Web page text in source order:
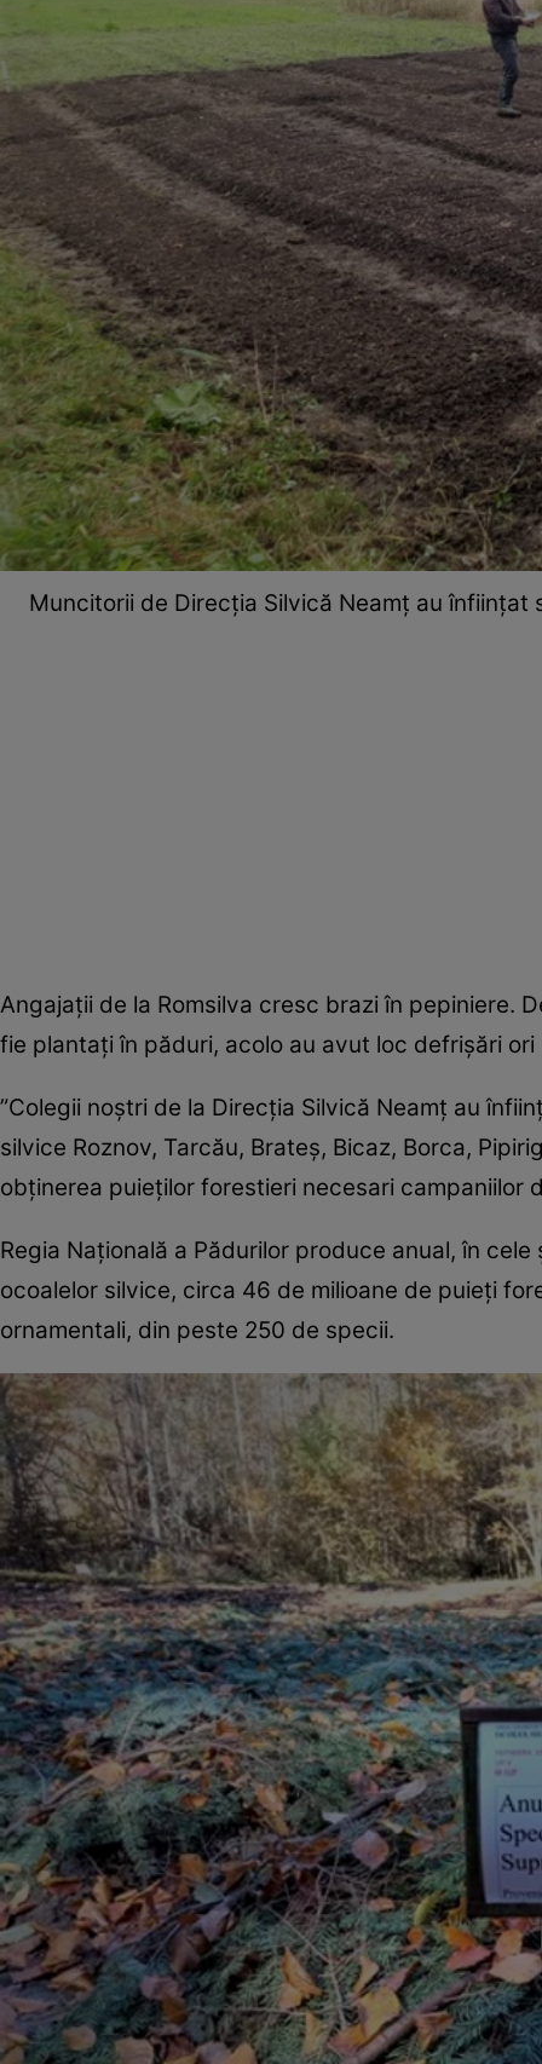
Muncitorii de Direcția Silvică Neamț au
Angajații de la Romsilva cresc brazi în pepiniere.
fie plantați în păduri, acolo au avut loc defrișări
”Colegii noștri de la Direcția Silvică Neamț au
silvice Roznov, Tarcău, Brateș, Bicaz, Borca,
obținerea puieților forestieri necesari campaniilor
Regia Națională a Pădurilor produce anual, în
ocoalelor silvice, circa 46 de milioane de puieți
ornamentali, din peste 250 de specii.